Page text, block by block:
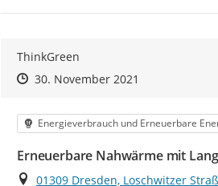
ThinkGreen
Zeitpunkt des Erstellens
Zeitpunkt des Erstellens
30. November 2021
Kategorie
Energieverbrauch und Erneuerbare
Erneuerbare Nahwärme mit
Ort
01309 Dresden, Loschwitzer